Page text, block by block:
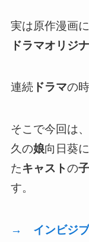
実は原作漫画
ドラマオリジ
連続ドラマの
そこで今回は、
久の娘向日葵
たキャストの
す。
→ インビジブ